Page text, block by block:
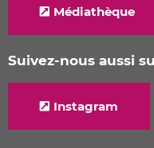
Médiathèque
Suivez-nous aussi
Instagram